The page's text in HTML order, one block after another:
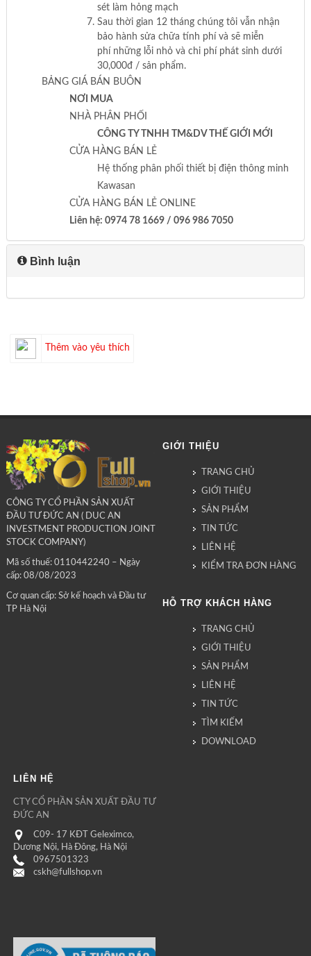
sét làm hỏng mạch
Sau thời gian 12 tháng chúng tôi vẫn nhận
bảo hành sửa chữa tính phí và sẽ miễn
phí những lỗi nhỏ và chi phí phát sinh dưới
30,000đ / sản phẩm.
BẢNG GIÁ BÁN BUÔN
NƠI MUA
NHÀ PHÂN PHỐI
CÔNG TY TNHH TM&DV THẾ GIỚI MỚI
CỬA HÀNG BÁN LẺ
Hệ thống phân phối thiết bị điện thông minh
Kawasan
CỬA HÀNG BÁN LẺ ONLINE
Liên hệ: 0974 78 1669 / 096 986 7050
Bình luận
Thêm vào yêu thích
CÔNG TY CỔ PHẦN SẢN XUẤT
ĐẦU TƯ ĐỨC AN ( DUC AN
INVESTMENT PRODUCTION JOINT
STOCK COMPANY)
Mã số thuế: 0110442240 – Ngày
cấp: 08/08/2023
Cơ quan cấp: Sở kế hoạch và Đầu tư
TP Hà Nội
GIỚI THIỆU
TRANG CHỦ
GIỚI THIỆU
SẢN PHẨM
TIN TỨC
LIÊN HỆ
KIỂM TRA ĐƠN HÀNG
HỖ TRỢ KHÁCH HÀNG
TRANG CHỦ
GIỚI THIỆU
SẢN PHẨM
LIÊN HỆ
TIN TỨC
TÌM KIẾM
DOWNLOAD
LIÊN HỆ
CTY CỔ PHẦN SẢN XUẤT ĐẦU TƯ
ĐỨC AN
C09- 17 KĐT Geleximco,
Dương Nội, Hà Đông, Hà Nội
0967501323
cskh@fullshop.vn